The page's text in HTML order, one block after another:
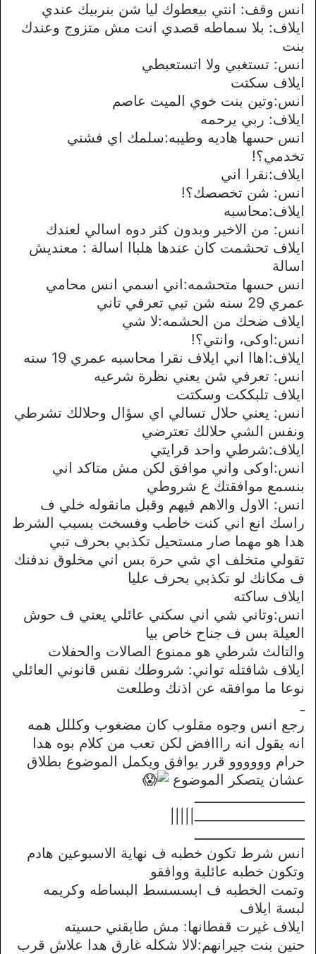
انس وقف: انتي بيعطوك ليا شن بنربيك عندي
ايلاف: بلا سماطه قصدي انت مش متزوج وعندك
بنت
انس: تستغبي ولا اتستعبطي
ايلاف سكتت
انس:وتين بنت خوي الميت عاصم
ايلاف: ربي يرحمه
انس حسها هاديه وطيبه:سلمك اي فشني
تخدمي؟!
ايلاف:نقرا اني
انس: شن تخصصك؟!
ايلاف:محاسبه
انس: من الاخير وبدون كثر دوه اسالي لعندك
ايلاف تحشمت كان عندها هلباا اسالة : معنديش
اسالة
انس حسها متحشمه:اني اسمي انس محامي
عمري 29 سنه شن تبي تعرفي تاني
ايلاف ضحك من الحشمه:لا شي
انس:اوكى، وانتي؟!
ايلاف:اهاا اني ايلاف نقرا محاسبه عمري 19 سنه
انس: تعرفي شن يعني نظرة شرعيه
ايلاف تلبككت وسكتت
انس: يعني حلال تسالي اي سؤال وحلالك تشرطي
ونفس الشي حلالك تعترضي
ايلاف:شرطي واحد قرايتي
انس:اوكى واني موافق لكن مش متاكد اني
بنسمع موافقتك ع شروطي
انس: الاول والاهم فيهم وقبل مانقوله خلي ف
راسك انع اني كنت خاطب وفسخت بسبب الشرط
هدا هو مهما صار مستحيل تكذبي بحرف تبي
تقولي متخلف اي شي حرة بس اني مخلوق ندفنك
ف مكانك لو تكذبي بحرف عليا
ايلاف ساكته
انس:وتاني شي اني سكني عائلي يعني ف حوش
العيلة بس ف جناح خاص بيا
والتالث شرطي هو ممنوع الصالات والحفلات
ايلاف شافتله تواني: شروطك نفس قانوني العائلي
نوعا ما موافقه عن اذنك وطلعت
ـ
رجع انس وجوه مقلوب كان مضغوب وكللل همه
انه يقول انه رااافض لكن تعب من كلام بوه هدا
حرام وووووو قرر يوافق ويكمل الموضوع بطلاق
عشان يتصكر الموضوع
ــــــــــــــــــــــــــ
ــــــــــــــــــــــــــ|||||
ــــــــــــــــــــــــــ
انس شرط تكون خطبه ف نهاية الاسبوعين هادم
وتكون خطبه عائلية ووافقو
وتمت الخطبه ف ابسسسط البساطه وكريمه
لبسة ايلاف
ايلاف غيرت قفطانها: مش طايقني حسيته
حنين بنت جيرانهم:لالا شكله غارق هدا علاش قرب